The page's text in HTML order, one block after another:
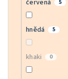
červená 5
hnědá 5
khaki 0